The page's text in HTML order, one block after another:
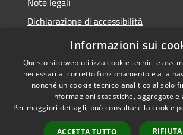
Dichiarazione di accessibilità
Link app municipium
Accessibilità
Copyright
Informazioni sui
Questo sito web utilizza cookie tecnici e
necessari al corretto funzionamento e alla
nonché un cookie tecnico analitico al solo
informazioni statistiche, aggregate e
Per maggiori dettagli, può consultare la cookie
ACCETTA TUTTO